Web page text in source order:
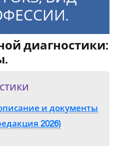
диагностики:
и документы
2026)